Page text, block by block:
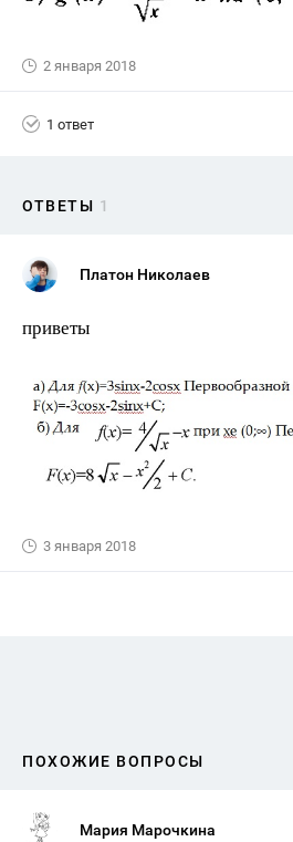
2 января 2018
1 ответ
ОТВЕТЫ 1
Платон Николаев
приветы
3 января 2018
ПОХОЖИЕ ВОПРОСЫ
Мария Марочкина